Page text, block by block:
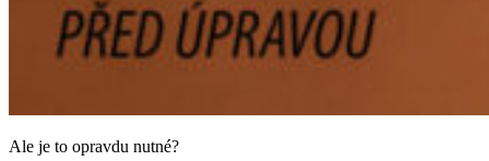
Ale je to opravdu nutné?